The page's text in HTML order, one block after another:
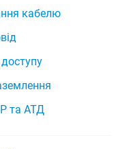
кабелю
та АТД